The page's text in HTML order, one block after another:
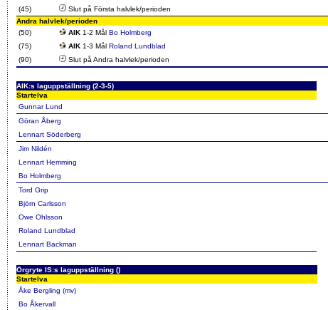
(45)
Slut på Första halvlek/perioden
Andra halvlek/perioden
(50)
AIK 1-2 Mål Bo Holmberg
(75)
AIK 1-3 Mål Roland Lundblad
(90)
Slut på Andra halvlek/perioden
AIK:s laguppställning (2-3-5)
Startelva
Gunnar Lund
Göran Åberg
Lennart Söderberg
Jim Nildén
Lennart Hemming
Bo Holmberg
Tord Grip
Björn Carlsson
Owe Ohlsson
Roland Lundblad
Lennart Backman
Örgryte IS:s laguppställning ()
Startelva
Åke Bergling (mv)
Bo Åkervall